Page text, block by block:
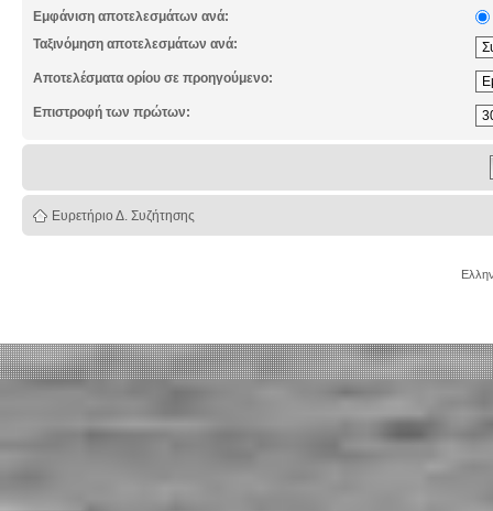
Εμφάνιση αποτελεσμάτων ανά:
Ταξινόμηση αποτελεσμάτων ανά:
Αποτελέσματα ορίου σε προηγούμενο:
Επιστροφή των πρώτων:
Ευρετήριο Δ. Συζήτησης